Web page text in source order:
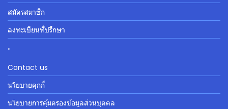
สมัครสมาชิก
ลงทะเบียนที่ปรึกษา
.
Contact us
นโยบายคุกกี้
นโยบายการคุ้มครองข้อมูลส่วนบุคคล